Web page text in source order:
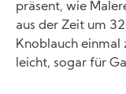
präsent, wie
aus der Zeit um
Knoblauch einmal
leicht, sogar für